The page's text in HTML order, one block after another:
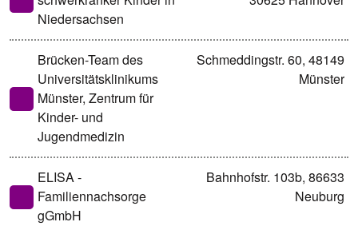
Niedersachsen
Brücken-Team des
Universitätsklinikums
Münster, Zentrum für
Kinder- und
Jugendmedizin
Schmeddingstr. 60, 48149
Münster
ELISA -
Familiennachsorge
gGmbH
Bahnhofstr. 103b, 86633
Neuburg